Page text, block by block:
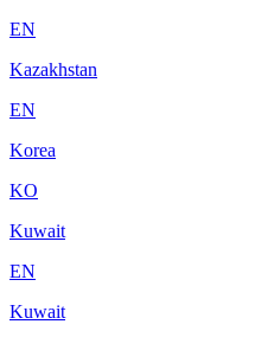
EN
Kazakhstan
EN
Korea
KO
Kuwait
EN
Kuwait